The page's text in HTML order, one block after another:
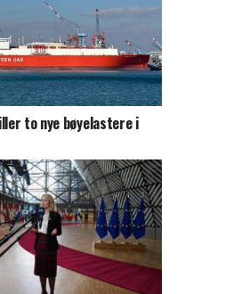
to nye bøyelastere i